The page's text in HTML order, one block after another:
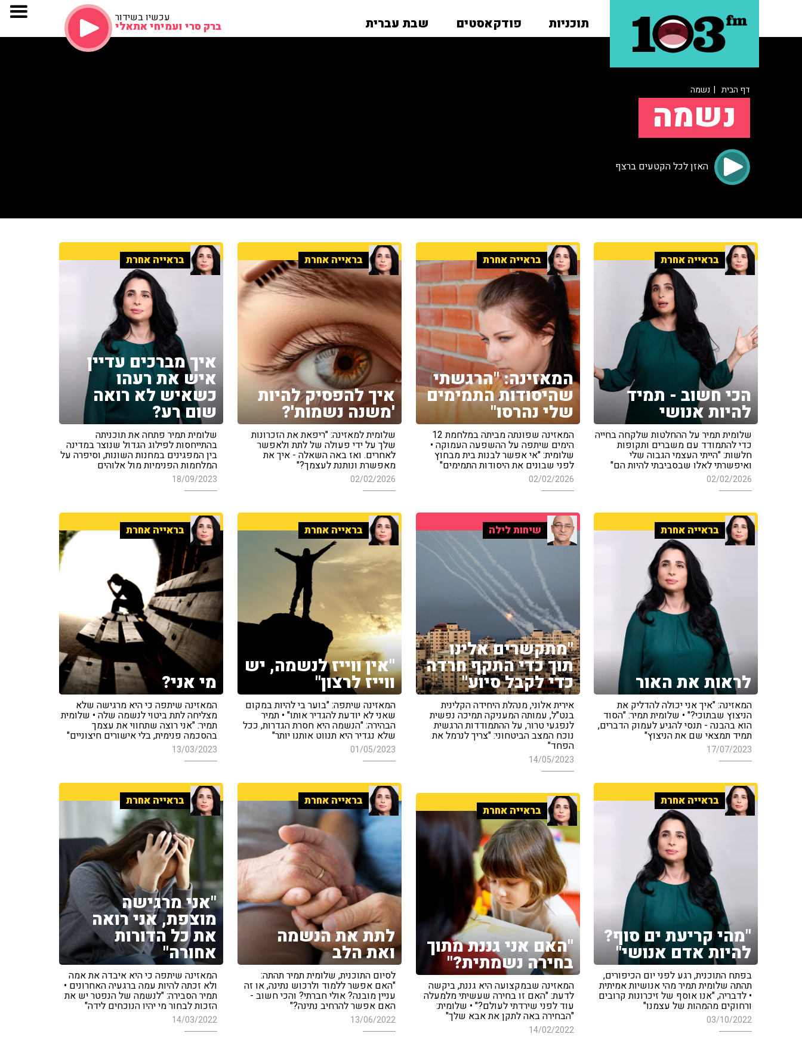
תוכניות פודקאסטים שבת עברית עכשיו בשידור
ברק סרי ועמיחי אתאלי
דף הבית | נשמה
נשמה
האזן לכל הקטעים ברצף
בראייה אחרת
הכי חשוב - תמיד
להיות אנושי
שלומית תמיר על ההחלטות שלקחה בחייה
כדי להתמודד עם משברים ותקופות
חלשות: "הייתי העצמי הגבוה שלי
ואיפשרתי לאלו שבסביבתי להיות הם"
02/02/2026
בראייה אחרת
המאזינה: "הרגשתי
שהיסודות התמימים
שלי נהרסו"
המאזינה שפונתה מביתה במלחמת 12
הימים שיתפה על ההשפעה העמוקה •
שלומית: "אי אפשר לבנות בית מבחוץ
לפני שבונים את היסודות התמימים"
02/02/2026
בראייה אחרת
איך להפסיק להיות
'משנה נשמות'?
שלומית למאזינה: "ריפאת את הזכרונות
שלך על ידי פעולה של לתת ולאפשר
לאחרים. ואז באה השאלה - איך את
מאפשרת ונותנת לעצמך?"
02/02/2026
בראייה אחרת
איך מברכים עדיין
איש את רעהו
כשאיש לא רואה
שום רע?
שלומית תמיר פתחה את תוכניתה
בהתייחסות לפילוג הגדול שנוצר במדינה
בין המפגינים במחנות השונות, וסיפרה על
המלחמות הפנימיות מול אלוהים
18/09/2023
בראייה אחרת
לראות את האור
המאזינה: "איך אני יכולה להדליק את
הניצוץ שבתוכי?" • שלומית תמיר: "הסוד
הוא בהבנה - תנסי להגיע לעמוק הדברים,
תמיד תמצאי שם את הניצוץ"
17/07/2023
שיחות לילה
"מתקשרים אלינו
תוך כדי התקף חרדה
כדי לקבל סיוע"
אירית אלוני, מנהלת היחידה הקלינית
בנט"ל, עמותה המעניקה תמיכה נפשית
לנפגעי טרור, על ההתמודדות הרגשית
נוכח המצב הביטחוני: "צריך לנרמל את
הפחד"
14/05/2023
בראייה אחרת
"אין ווייז לנשמה, יש
ווייז לרצון"
המאזינה שיתפה: "בוער בי להיות במקום
שאני לא יודעת להגדיר אותו" • תמיר
הבהירה: "הנשמה היא חסרת הגדרות, ככל
שלא נגדיר היא תנווט אותנו יותר"
01/05/2023
בראייה אחרת
מי אני?
המאזינה שיתפה כי היא מרגישה שלא
מצליחה לתת ביטוי לנשמה שלה • שלומית
תמיר: "אני רוצה שתחווי את עצמך
בהסכמה פנימית, בלי אישורים חיצוניים"
13/03/2023
בראייה אחרת
"מהי קריעת ים סוף?
להיות אדם אנושי"
בפתח התוכנית, רגע לפני יום הכיפורים,
תהתה שלומית תמיר מהי אנושיות אמיתית
• לדבריה, "אנו אוסף של זיכרונות קרובים
ורחוקים מהמהות של עצמנו"
03/10/2022
בראייה אחרת
לתת את הנשמה
ואת הלב
לסיום התוכנית, שלומית תמיר תהתה:
"האם אפשר ללמוד ולרכוש נתינה, או זה
עניין מובנה? אולי חברתי? והכי חשוב -
האם אפשר להרחיב נתינה?"
13/06/2022
בראייה אחרת
"אני מרגישה
מוצפת, אני רואה
את כל הדורות
אחורה"
המאזינה שיתפה כי היא איבדה את אמה
ולא זכתה להיות עמה ברגעיה האחרונים •
תמיר הסבירה: "לנשמה של הנפטר יש את
הזכות לבחור מי יהיו הנוכחים לידה"
14/03/2022
בראייה אחרת
"האם אני גננת מתוך
בחירה נשמתית?"
המאזינה שבמקצועה היא גננת, ביקשה
לדעת: "האם זו בחירה שעשיתי מלמעלה
עוד לפני שירדתי לעולם?" • שלומית:
"הבחירה באה לתקן את אבא שלך"
14/02/2022